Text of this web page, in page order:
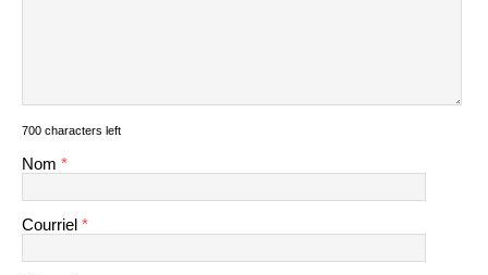
700 characters left
Nom *
Courriel *